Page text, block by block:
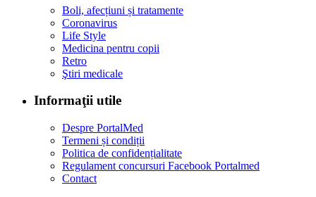
Boli, afecțiuni și tratamente
Coronavirus
Life Style
Medicina pentru copii
Retro
Ştiri medicale
Informaţii utile
Despre PortalMed
Termeni și condiții
Politica de confidențialitate
Regulament concursuri Facebook Portalmed
Contact